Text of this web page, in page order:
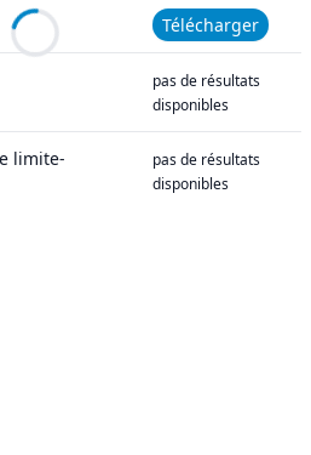
Télécharger
pas de résultats
disponibles
limite-
pas de résultats
disponibles